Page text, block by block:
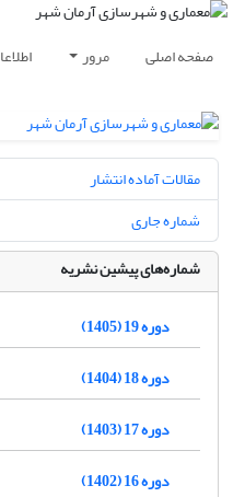
صفحه اصلی مرور
مقالات آماده انتشار
شماره جاری
شماره‌های پیشین نشریه
دوره 19 (1405)
دوره 18 (1404)
دوره 17 (1403)
دوره 16 (1402)